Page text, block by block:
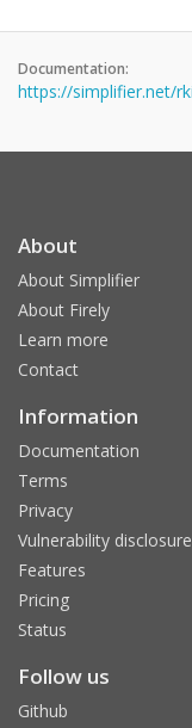
Documentation:
https://simplifier.net/
About
About Simplifier
About Firely
Learn more
Contact
Information
Documentation
Terms
Privacy
Vulnerability
Features
Pricing
Status
Follow us
Github